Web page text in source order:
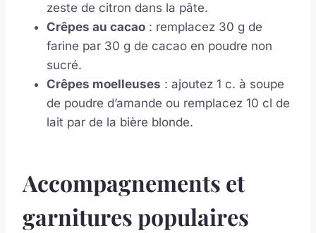
zeste de citron dans la pâte.
Crêpes au cacao : remplacez 30 g de
farine par 30 g de cacao en poudre non
sucré.
Crêpes moelleuses : ajoutez 1 c. à soupe
de poudre d’amande ou remplacez 10 cl de
lait par de la bière blonde.
Accompagnements et
garnitures populaires